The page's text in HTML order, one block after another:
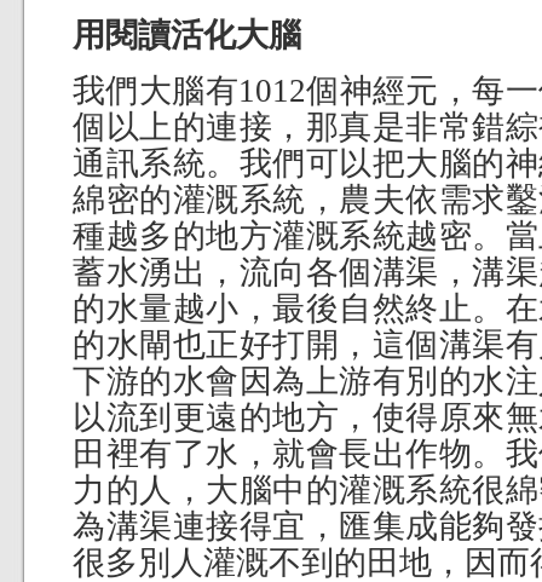
用閱讀活化大腦
我們大腦有1012個神經元，每
個以上的連接，那真是非常錯
通訊系統。我們可以把大腦的
綿密的灌溉系統，農夫依需求
種越多的地方灌溉系統越密。
蓄水湧出，流向各個溝渠，溝
的水量越小，最後自然終止。
的水閘也正好打開，這個溝渠
下游的水會因為上游有別的水
以流到更遠的地方，使得原來
田裡有了水，就會長出作物。
力的人，大腦中的灌溉系統很
為溝渠連接得宜，匯集成能夠
很多別人灌溉不到的田地，因